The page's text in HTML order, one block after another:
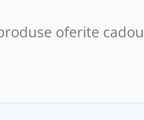
oferite cadou